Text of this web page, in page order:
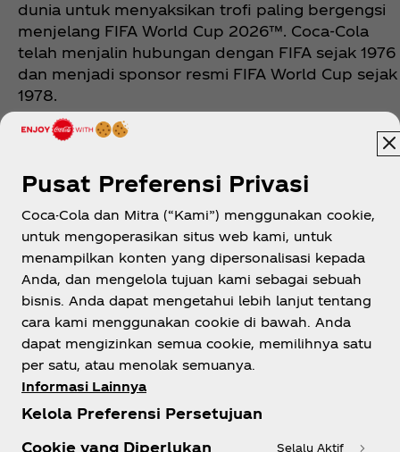
dunia untuk menyaksikan trofi paling bergengsi
menjelang FIFA World Cup 2026™. Coca‑Cola
telah menjalin hubungan dengan FIFA sejak 1976
dan menjadi sponsor resmi FIFA World Cup sejak
1978.
Indonesia
Tentang kami
Pusat Preferensi Privasi
Coca-Cola dan Mitra (“Kami”) menggunakan cookie,
untuk mengoperasikan situs web kami, untuk
menampilkan konten yang dipersonalisasi kepada
Anda, dan mengelola tujuan kami sebagai sebuah
bisnis. Anda dapat mengetahui lebih lanjut tentang
cara kami menggunakan cookie di bawah. Anda
dapat mengizinkan semua cookie, memilihnya satu
per satu, atau menolak semuanya.
Informasi Lainnya
Kelola Preferensi Persetujuan
Cookie yang Diperlukan
Selalu Aktif